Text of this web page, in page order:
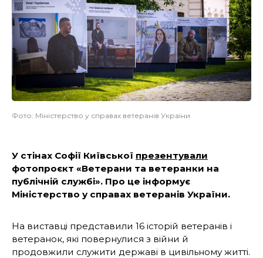
Фото: Міністерство у справах ветеранів України
У стінах Софії Київської презентували
фотопроєкт «Ветерани та ветеранки на
публічній службі». Про це інформує
Міністерство у справах ветеранів України.
На виставці представили 16 історій ветеранів і
ветеранок, які повернулися з війни й
продовжили служити державі в цивільному житті.